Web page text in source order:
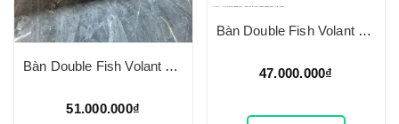
Bàn Double Fish Volant King 2
51.000.000₫
Bàn Double Fish Volant King
47.000.000₫